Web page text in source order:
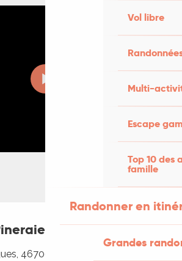
Vol libre
Multi-
Escape
Top 10 des
famille
Randonner en
Grandes
46700 Puy-l'Évêque